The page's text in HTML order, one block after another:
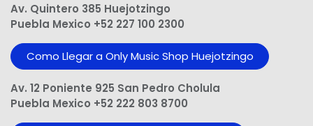
Av. Quintero 385 Huejotzingo
Puebla Mexico +52 227 100 2300
Como Llegar a Only Music Shop Huejotzingo
Av. 12 Poniente 925 San Pedro Cholula
Puebla Mexico +52 222 803 8700